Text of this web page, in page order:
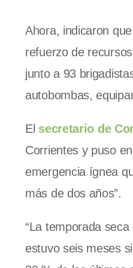
Ahora, indicaron
refuerzo de
junto a 93
autobombas,
El secretario de
Corrientes y puso
emergencia ígnea
más de dos años”.
“La temporada
estuvo seis meses